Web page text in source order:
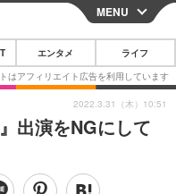
CLOSE
スマートフォン
MENU
エンタメ ライフ
出演をNGにして
2022.3.31（木）10:51